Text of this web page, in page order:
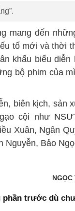
mang đến
tố mới và thời
khấu biểu diễn
bộ phim của
biên kịch, sản
cội như
Xuân, Ngân
Nguyễn, Bảo
NGỌC
phần trước dù